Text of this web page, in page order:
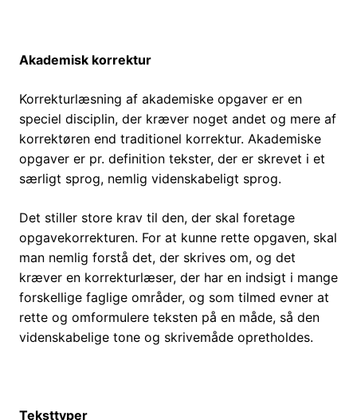
Akademisk korrektur
Korrekturlæsning af akademiske opgaver er en
speciel disciplin, der kræver noget andet og mere af
korrektøren end traditionel korrektur. Akademiske
opgaver er pr. definition tekster, der er skrevet i et
særligt sprog, nemlig videnskabeligt sprog.
Det stiller store krav til den, der skal foretage
opgavekorrekturen. For at kunne rette opgaven, skal
man nemlig forstå det, der skrives om, og det
kræver en korrekturlæser, der har en indsigt i mange
forskellige faglige områder, og som tilmed evner at
rette og omformulere teksten på en måde, så den
videnskabelige tone og skrivemåde opretholdes.
Teksttyper